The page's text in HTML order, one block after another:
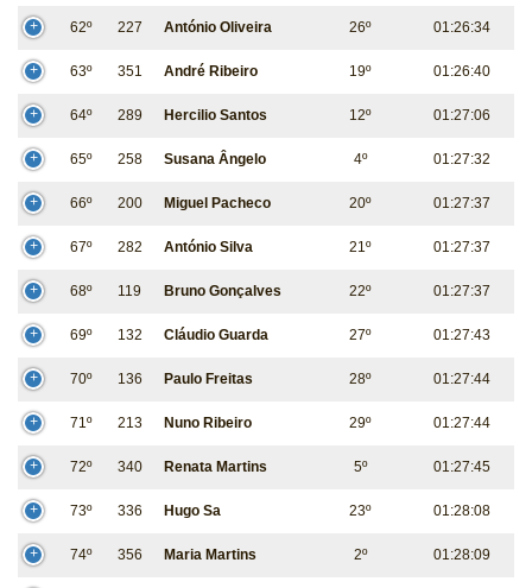
62º 227 António Oliveira 26º 01:26:34
63º 351 André Ribeiro 19º 01:26:40
64º 289 Hercilio Santos 12º 01:27:06
65º 258 Susana Ângelo 4º 01:27:32
66º 200 Miguel Pacheco 20º 01:27:37
67º 282 António Silva 21º 01:27:37
68º 119 Bruno Gonçalves 22º 01:27:37
69º 132 Cláudio Guarda 27º 01:27:43
70º 136 Paulo Freitas 28º 01:27:44
71º 213 Nuno Ribeiro 29º 01:27:44
72º 340 Renata Martins 5º 01:27:45
73º 336 Hugo Sa 23º 01:28:08
74º 356 Maria Martins 2º 01:28:09